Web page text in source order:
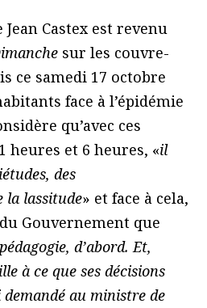
Castex est revenu
sur les couvre-
ce samedi 17 octobre
face à l’épidémie
qu’avec ces
heures et 6 heures, «il
des
la lassitude» et face à cela,
Gouvernement que
d’abord. Et,
à ce que ses décisions
demandé au ministre de